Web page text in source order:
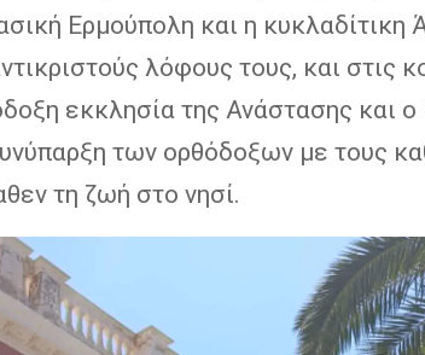
Ερμούπολη και η κυκλαδίτικη
λόφους τους, και στις
εκκλησία της Ανάστασης και ο
των ορθόδοξων με τους
τη ζωή στο νησί.